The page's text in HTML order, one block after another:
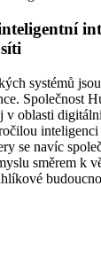
systémů
Společnost
oblasti
se navíc
směrem k